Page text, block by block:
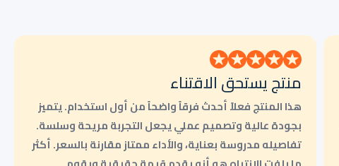
منتج يستحق الاقتناء
هذا المنتج فعلاً أحدث فرقاً واضحاً من أول استخدام. يتميز
بجودة عالية وتصميم عملي يجعل التجربة مريحة وسلسة.
تفاصيله مدروسة بعناية، والأداء ممتاز مقارنة بالسعر. أكثر